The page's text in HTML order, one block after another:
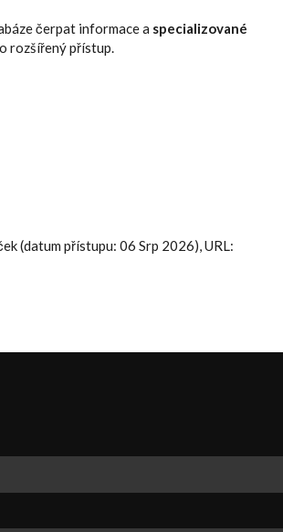
čerpat informace a specializované
rozšířený přístup.
(datum přístupu: 06 Srp 2026), URL: